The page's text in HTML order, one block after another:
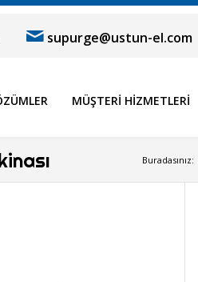
supurge@ustun-el.com
MÜŞTERI HIZMETLERI
Buradasınız: